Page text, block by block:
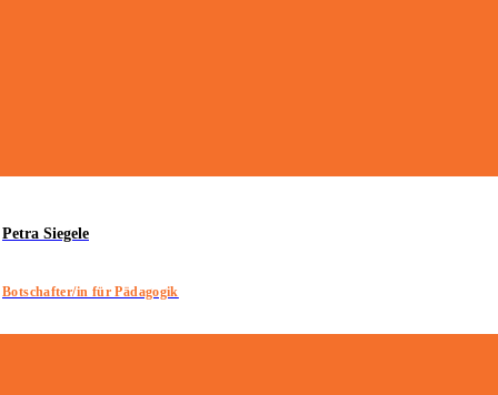
Petra Siegele
Botschafter/in für Pädagogik